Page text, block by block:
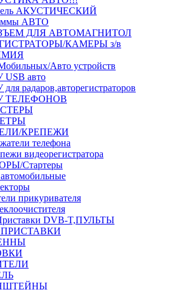
АКУСТИЧЕСКИЙ
АВТО
ДЛЯ АВТОМАГНИТОЛ
КАМЕРЫ з/в
Авто устройств
USB авто
радаров,авторегистраторов
ТЕЛЕФОНОВ
КРЕПЕЖИ
телефона
видеорегистратора
Стартеры
прикуривателя
DVB-T,ПУЛЬТЫ
ПРИСТАВКИ